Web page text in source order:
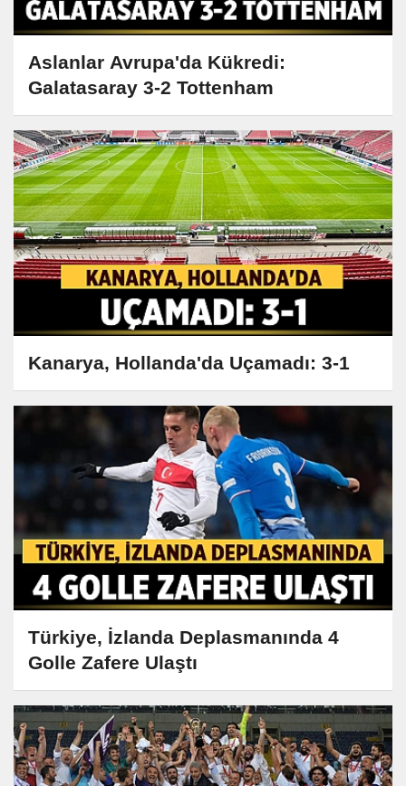
Aslanlar Avrupa'da Kükredi:
Galatasaray 3-2 Tottenham
Kanarya, Hollanda'da Uçamadı: 3-1
Türkiye, İzlanda Deplasmanında 4
Golle Zafere Ulaştı